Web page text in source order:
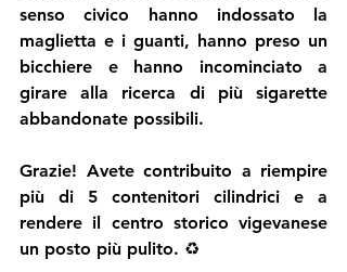
senso civico hanno indossato la
maglietta e i guanti, hanno preso un
bicchiere e hanno incominciato a
girare alla ricerca di più sigarette
abbandonate possibili.
Grazie! Avete contribuito a riempire
più di 5 contenitori cilindrici e a
rendere il centro storico vigevanese
un posto più pulito. ♻️